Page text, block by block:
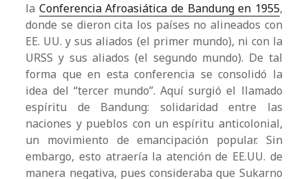
la Conferencia Afroasiática de Bandung en 1955,
donde se dieron cita los países no alineados con
EE. UU. y sus aliados (el primer mundo), ni con la
URSS y sus aliados (el segundo mundo). De tal
forma que en esta conferencia se consolidó la
idea del “tercer mundo”. Aquí surgió el llamado
espíritu de Bandung: solidaridad entre las
naciones y pueblos con un espíritu anticolonial,
un movimiento de emancipación popular. Sin
embargo, esto atraería la atención de EE.UU. de
manera negativa, pues consideraba que Sukarno